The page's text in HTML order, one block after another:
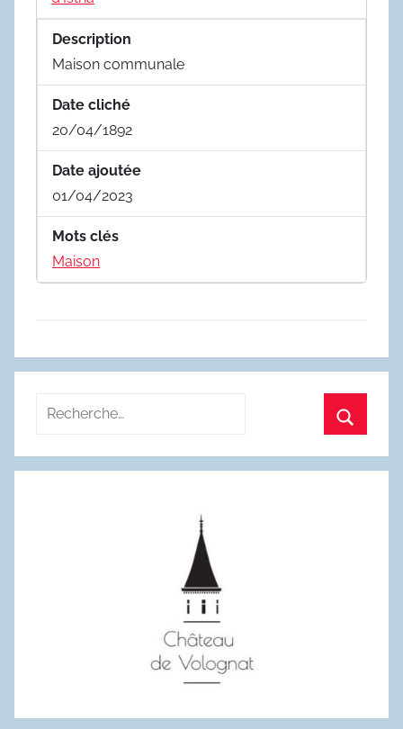
Description
Maison communale
Date cliché
20/04/1892
Date ajoutée
01/04/2023
Mots clés
Maison
Recherche
: